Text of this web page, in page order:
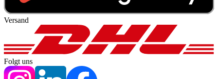
Versand
Folgt uns